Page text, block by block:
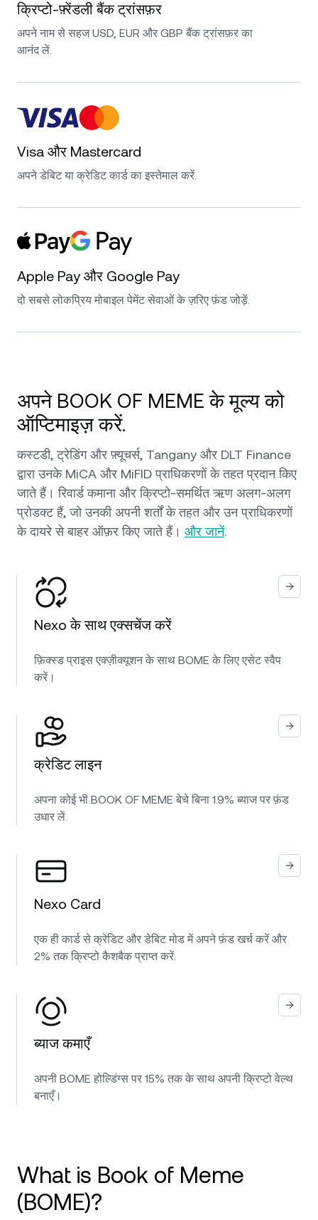
क्रिप्टो-फ़्रेंडली बैंक ट्रांसफ़र
अपने नाम से सहज USD, EUR और GBP बैंक ट्रांसफ़र का
आनंद लें.
Visa और Mastercard
अपने डेबिट या क्रेडिट कार्ड का इस्तेमाल करें.
Apple Pay और Google Pay
दो सबसे लोकप्रिय मोबाइल पेमेंट सेवाओं के ज़रिए फ़ंड जोड़ें.
अपने BOOK OF MEME के मूल्य को
ऑप्टिमाइज़ करें.
कस्टडी, ट्रेडिंग और फ़्यूचर्स, Tangany और DLT Finance
द्वारा उनके MiCA और MiFID प्राधिकरणों के तहत प्रदान किए
जाते हैं। रिवार्ड कमाना और क्रिप्टो-समर्थित ऋण अलग-अलग
प्रोडक्ट हैं, जो उनकी अपनी शर्तों के तहत और उन प्राधिकरणों
के दायरे से बाहर ऑफ़र किए जाते हैं। और जानें.
Nexo के साथ एक्सचेंज करें
फ़िक्स्ड प्राइस एक्ज़ीक्यूशन के साथ BOME के लिए एसेट स्वैप
करें।
क्रेडिट लाइन
अपना कोई भी BOOK OF MEME बेचे बिना 1.9% ब्याज पर फ़ंड
उधार लें.
Nexo Card
एक ही कार्ड से क्रेडिट और डेबिट मोड में अपने फ़ंड खर्च करें और
2% तक क्रिप्टो कैशबैक प्राप्त करें.
ब्याज कमाएँ
अपनी BOME होल्डिंग्स पर 15% तक के साथ अपनी क्रिप्टो वेल्थ
बनाएँ।
What is Book of Meme
(BOME)?